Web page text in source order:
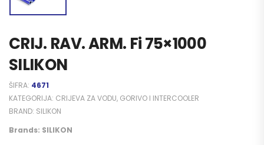
CRIJ. RAV. ARM. Fi 75×1000
SILIKON
ŠIFRA: 4671
KATEGORIJA: CRIJEVA ZA VODU, GORIVO I INTERCOOLER
BRAND: SILIKON
Brands: SILIKON